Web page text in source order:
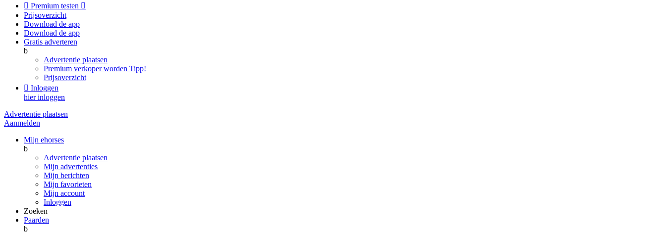
 Premium testen 
Prijsoverzicht
Download de app
Download de app
Gratis adverteren
b
Advertentie plaatsen
Premium verkoper worden Tipp!
Prijsoverzicht
 Inloggen
hier inloggen
Advertentie plaatsen
Aanmelden
Mijn ehorses
b
Advertentie plaatsen
Mijn advertenties
Mijn berichten
Mijn favorieten
Mijn account
Inloggen
Zoeken
Paarden
b